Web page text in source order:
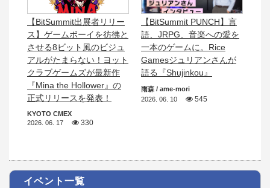
【BitSummit出展者リリー
ス】ゲームボーイを彷彿と
させる8ビット風のビジュ
アルがたまらない！ヨット
クラブゲームズが最新作
『Mina the Hollower』の
正式リリースを発表！
KYOTO CMEX
2026. 06. 17
330
【BitSummit PUNCH】言
語、JRPG、音楽への愛を
一本のゲームに。Rice
Gamesジュリアンさんが
語る『Shujinkou』
雨森 / ame-mori
2026. 06. 10
545
イベント一覧